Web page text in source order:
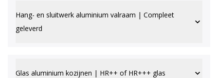
Hang- en sluitwerk aluminium valraam | Compleet
geleverd
Glas aluminium kozijnen | HR++ of HR+++ glas